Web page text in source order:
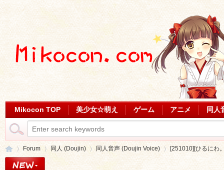
Mikocon TOP 美少女☆萌え ゲーム アニメ 同人
Forum 同人 (Doujin) 同人音声 (Doujin Voice) [251010][ひるにわ